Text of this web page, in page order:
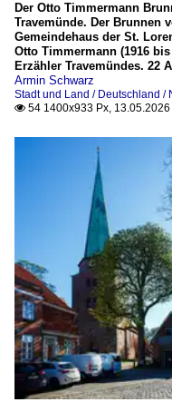
Der Otto Timmermann
Travemünde. Der Brunnen
Gemeindehaus der St.
Otto Timmermann (1916
Erzähler Travemündes. 22
Armin Schwarz
Stadt und Land / Deutschland /
 54 1400x933 Px, 13.05.2026